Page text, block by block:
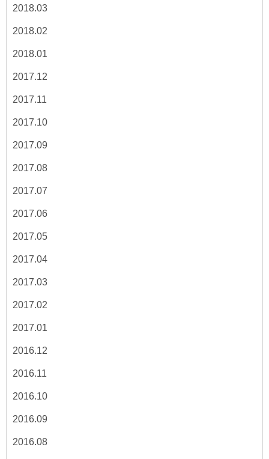
2018.03
2018.02
2018.01
2017.12
2017.11
2017.10
2017.09
2017.08
2017.07
2017.06
2017.05
2017.04
2017.03
2017.02
2017.01
2016.12
2016.11
2016.10
2016.09
2016.08